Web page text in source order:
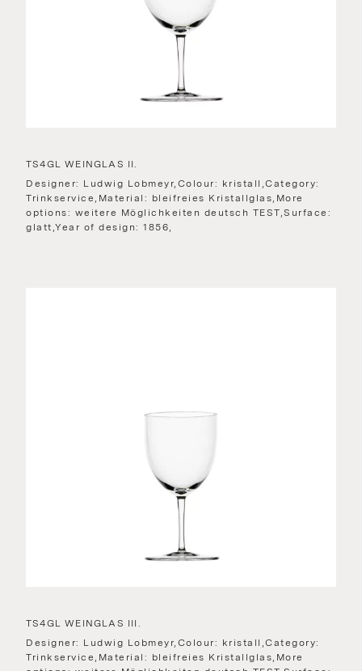
TS4GL WEINGLAS II.
Designer: Ludwig Lobmeyr,Colour: kristall,Category:
Trinkservice,Material: bleifreies Kristallglas,More
options: weitere Möglichkeiten deutsch TEST,Surface:
glatt,Year of design: 1856,
TS4GL WEINGLAS III.
Designer: Ludwig Lobmeyr,Colour: kristall,Category:
Trinkservice,Material: bleifreies Kristallglas,More